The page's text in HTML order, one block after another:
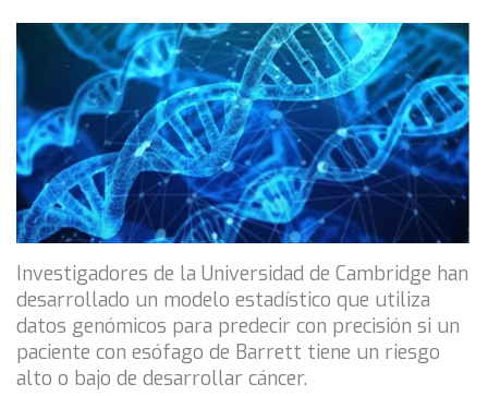
Investigadores de la Universidad de Cambridge han
desarrollado un modelo estadístico que utiliza
datos genómicos para predecir con precisión si un
paciente con esófago de Barrett tiene un riesgo
alto o bajo de desarrollar cáncer.